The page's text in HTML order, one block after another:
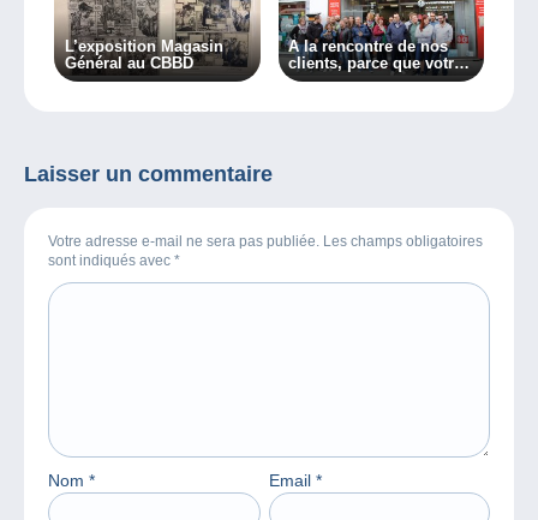
L’exposition Magasin
Général au CBBD
A la rencontre de nos
clients, parce que votre
avis est primordial
Laisser un commentaire
Votre adresse e-mail ne sera pas publiée. Les champs obligatoires
sont indiqués avec *
Nom * Email *